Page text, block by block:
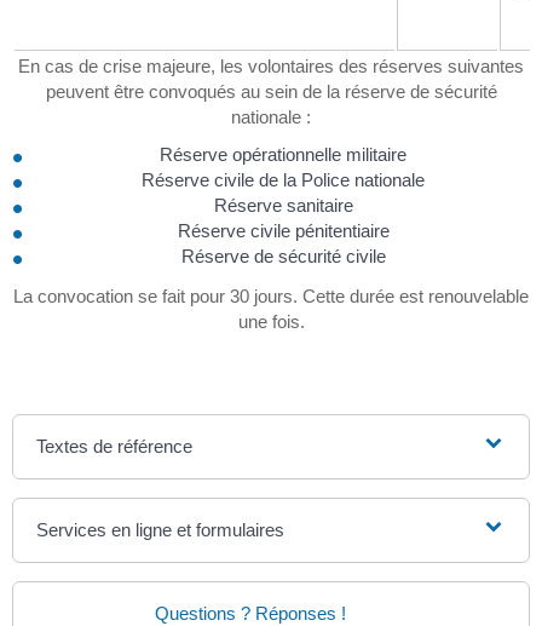
En cas de crise majeure, les volontaires des réserves suivantes
peuvent être convoqués au sein de la réserve de sécurité
nationale :
Réserve opérationnelle militaire
Réserve civile de la Police nationale
Réserve sanitaire
Réserve civile pénitentiaire
Réserve de sécurité civile
La convocation se fait pour 30 jours. Cette durée est renouvelable
une fois.
Textes de référence
Services en ligne et formulaires
Questions ? Réponses !